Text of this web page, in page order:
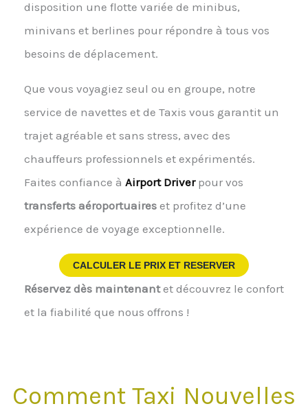
disposition une flotte variée de minibus,
minivans et berlines pour répondre à tous vos
besoins de déplacement.
Que vous voyagiez seul ou en groupe, notre
service de navettes et de Taxis vous garantit un
trajet agréable et sans stress, avec des
chauffeurs professionnels et expérimentés.
Faites confiance à Airport Driver pour vos
transferts aéroportuaireset profitez d’une
expérience de voyage exceptionnelle.
CALCULER LE PRIX ET RESERVER
Réservez dès maintenantet découvrez le confort
et la fiabilité que nous offrons !
Comment Taxi Nouvelles